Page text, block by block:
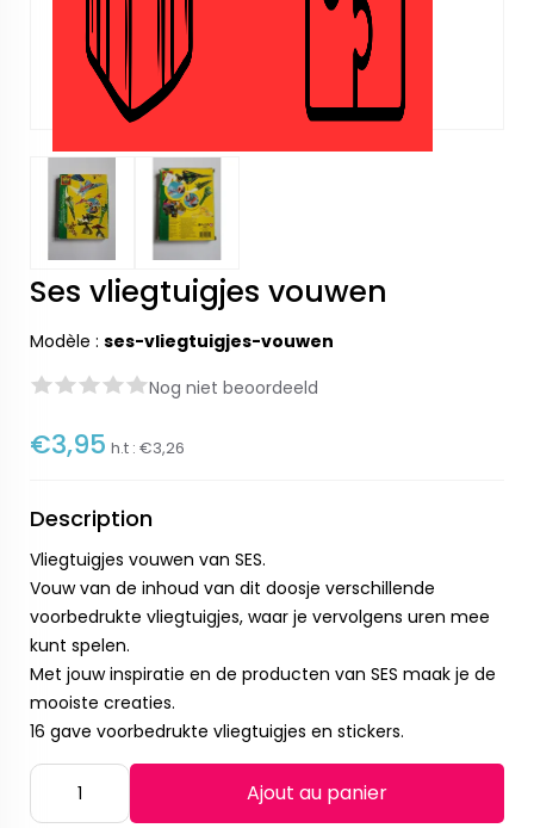
Ses vliegtuigjes vouwen
Modèle : ses-vliegtuigjes-vouwen
Nog niet beoordeeld
€3,95 h.t : €3,26
Description
Vliegtuigjes vouwen van SES.
Vouw van de inhoud van dit doosje verschillende
voorbedrukte vliegtuigjes, waar je vervolgens uren mee
kunt spelen.
Met jouw inspiratie en de producten van SES maak je de
mooiste creaties.
16 gave voorbedrukte vliegtuigjes en stickers.
Ajout au panier